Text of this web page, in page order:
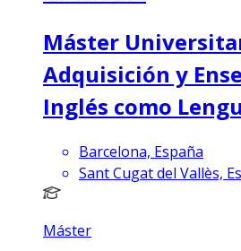
Máster
Adquisición y
Inglés como
Barcelona, España
Sant Cugat del Vallès,
Máster